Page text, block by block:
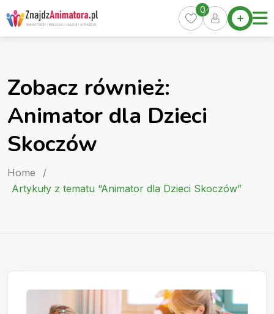
Skip
to
content
Home
Oferty
Kurs
0
Zobacz również:
Animator dla Dzieci
Skoczów
Home
/
Artykuły z tematu “Animator dla Dzieci Skoczów”